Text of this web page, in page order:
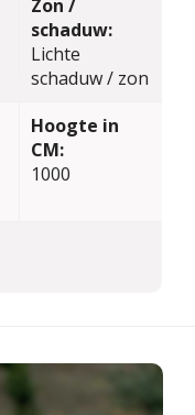
Zon /
schaduw:
Lichte
schaduw / zon
Hoogte in
CM:
1000